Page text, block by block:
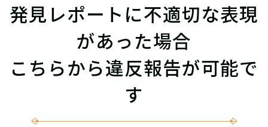
発見レポートに不適切な表現
があった場合
こちらから違反報告が可能で
す